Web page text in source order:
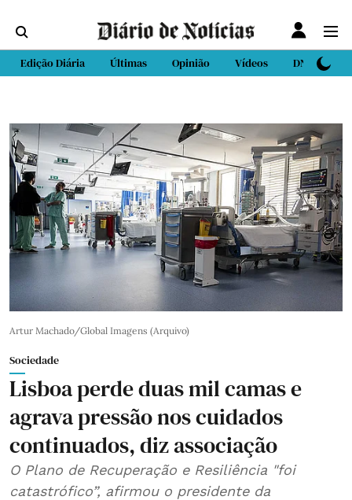
Edição Diária Últimas Opinião Vídeos DN Sport
Artur Machado/Global Imagens (Arquivo)
Sociedade
Lisboa perde duas mil camas e
agrava pressão nos cuidados
continuados, diz associação
O Plano de Recuperação e Resiliência "foi
catastrófico”, afirmou o presidente da